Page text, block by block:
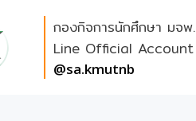
กองกิจการนักศึกษา มจพ.
Line Official Account
@sa.kmutnb